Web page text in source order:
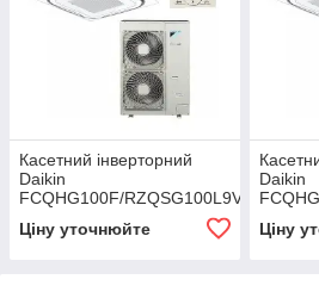
Касетний інверторний
Daikin
FCQHG100F/RZQSG100L9V1
Ціну уточнюйте
Daikin
Ціну